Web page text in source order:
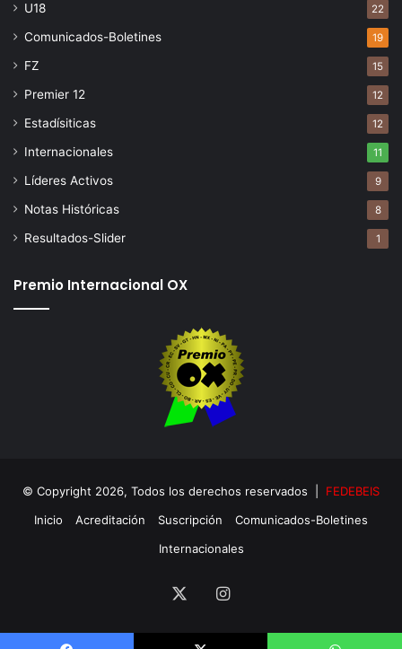
U18 22
Comunicados-Boletines 19
FZ 15
Premier 12 12
Estadísiticas 12
Internacionales 11
Líderes Activos 9
Notas Históricas 8
Resultados-Slider 1
Premio Internacional OX
© Copyright 2026, Todos los derechos reservados | FEDEBEIS
Inicio
Acreditación Suscripción
Comunicados-Boletines
Internacionales
Instagram